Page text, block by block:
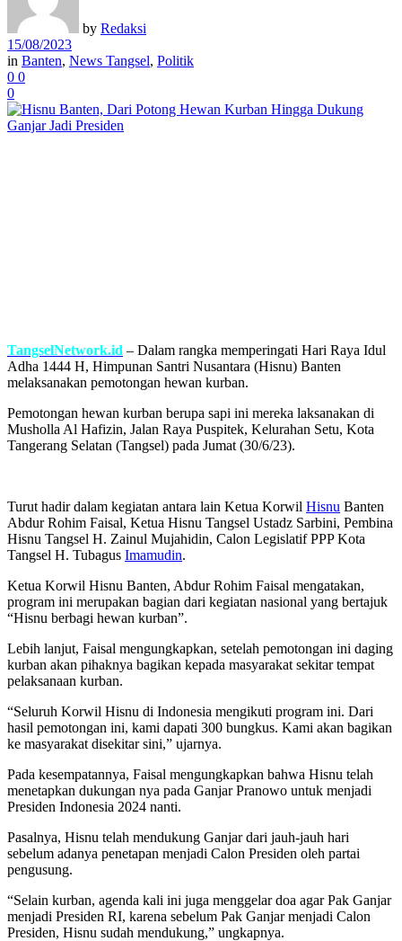
by Redaksi
15/08/2023
in Banten, News Tangsel, Politik
0 0
0
TangselNetwork.id – Dalam rangka memperingati Hari Raya Idul
Adha 1444 H, Himpunan Santri Nusantara (Hisnu) Banten
melaksanakan pemotongan hewan kurban.
Pemotongan hewan kurban berupa sapi ini mereka laksanakan di
Musholla Al Hafizin, Jalan Raya Puspitek, Kelurahan Setu, Kota
Tangerang Selatan (Tangsel) pada Jumat (30/6/23).
Turut hadir dalam kegiatan antara lain Ketua Korwil Hisnu Banten
Abdur Rohim Faisal, Ketua Hisnu Tangsel Ustadz Sarbini, Pembina
Hisnu Tangsel H. Zainul Mujahidin, Calon Legislatif PPP Kota
Tangsel H. Tubagus Imamudin.
Ketua Korwil Hisnu Banten, Abdur Rohim Faisal mengatakan,
program ini merupakan bagian dari kegiatan nasional yang bertajuk
“Hisnu berbagi hewan kurban”.
Lebih lanjut, Faisal mengungkapkan, setelah pemotongan ini daging
kurban akan pihaknya bagikan kepada masyarakat sekitar tempat
pelaksanaan kurban.
“Seluruh Korwil Hisnu di Indonesia mengikuti program ini. Dari
hasil pemotongan ini, kami dapati 300 bungkus. Kami akan bagikan
ke masyarakat disekitar sini,” ujarnya.
Pada kesempatannya, Faisal mengungkapkan bahwa Hisnu telah
menetapkan dukungan nya pada Ganjar Pranowo untuk menjadi
Presiden Indonesia 2024 nanti.
Pasalnya, Hisnu telah mendukung Ganjar dari jauh-jauh hari
sebelum adanya penetapan menjadi Calon Presiden oleh partai
pengusung.
“Selain kurban, agenda kali ini juga menggelar doa agar Pak Ganjar
menjadi Presiden RI, karena sebelum Pak Ganjar menjadi Calon
Presiden, Hisnu sudah mendukung,” ungkapnya.